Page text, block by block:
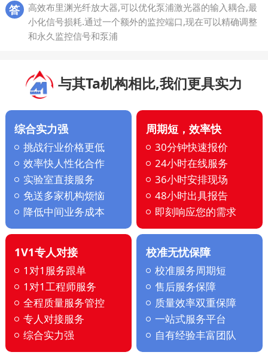
答
高效布里渊光纤放大器,可以优化泵浦激光器的输入耦合,最
小化信号损耗.通过一个额外的监控端口,现在可以精确调整
和永久监控信号和泵浦
与其Ta机构相比,我们更具实力
综合实力强
挑战行业价格更低
效率快人性化合作
实验室直接服务
免送多家机构烦恼
降低中间业务成本
周期短，效率快
30分钟快速报价
24小时在线服务
36小时安排现场
48小时出具报告
即刻响应您的需求
1V1专人对接
1对1服务跟单
1对1工程师服务
全程质量服务管控
专人对接服务
综合实力强
校准无忧保障
校准服务周期短
售后服务保障
质量效率双重保障
一站式服务平台
自有经验丰富团队